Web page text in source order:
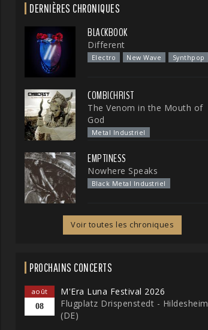
DERNIÈRES CHRONIQUES
BLACKBOOK
Different
Electro New Wave Synthpop
COMBICHRIST
The Venom in the Mouth of
God
Metal Industriel
EMPTINESS
Nowhere Speaks
Black Metal Industriel
Voir toutes les chroniques
PROCHAINS CONCERTS
août
08
M'Era Luna Festival 2026
Flugplatz Drispenstedt - Hildesheim
(DE)